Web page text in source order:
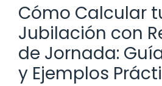
Cómo Calcular
Jubilación con
de Jornada:
y Ejemplos